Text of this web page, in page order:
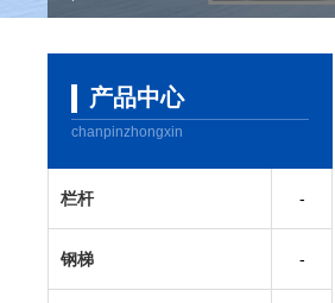
产品中心
chanpinzhongxin
栏杆
钢梯